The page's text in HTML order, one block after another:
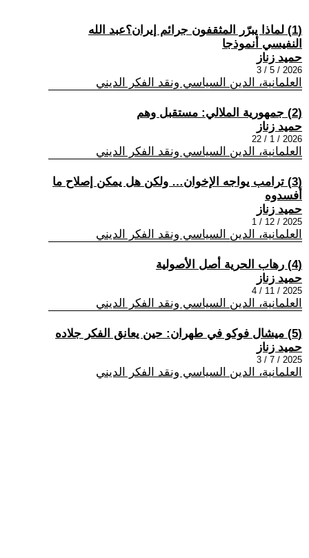
(1) لماذا يبرّر المثقفون جرائم إيران؟عبد الله
النفيسي أنموذجا
حميد زناز
2026 / 5 / 3
العلمانية، الدين السياسي ونقد الفكر الديني
(2) جمهورية الملالي: مستقبل وهم
حميد زناز
2026 / 1 / 22
العلمانية، الدين السياسي ونقد الفكر الديني
(3) ترامب يواجه الإخوان… ولكن هل يمكن إصلاح ما
أفسدوه
حميد زناز
2025 / 12 / 1
العلمانية، الدين السياسي ونقد الفكر الديني
(4) رهاب الحرية أصل الأصولية
حميد زناز
2025 / 11 / 4
العلمانية، الدين السياسي ونقد الفكر الديني
(5) ميشال فوكو في طهران: حين يعانق الفكر جلاده
حميد زناز
2025 / 7 / 3
العلمانية، الدين السياسي ونقد الفكر الديني